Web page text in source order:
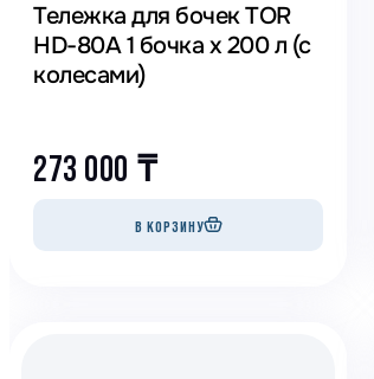
Тележка для бочек TOR
HD-80A 1 бочка х 200 л (с
колесами)
273 000 ₸
В КОРЗИНУ